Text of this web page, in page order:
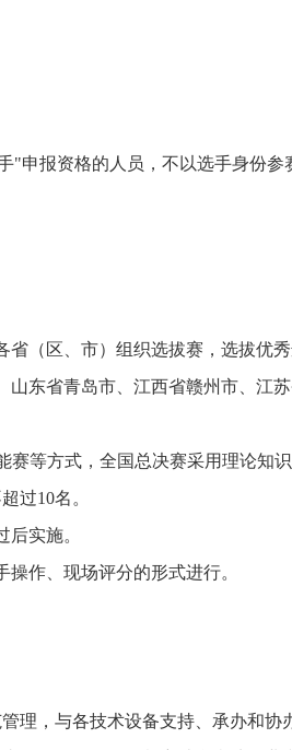
报资格的人员，不以选手身份参
（区、市）组织选拔赛，选拔优秀
省青岛市、江西省赣州市、江苏
方式，全国总决赛采用理论知
过10名。
实施。
作、现场评分的形式进行。
，与各技术设备支持、承办和协